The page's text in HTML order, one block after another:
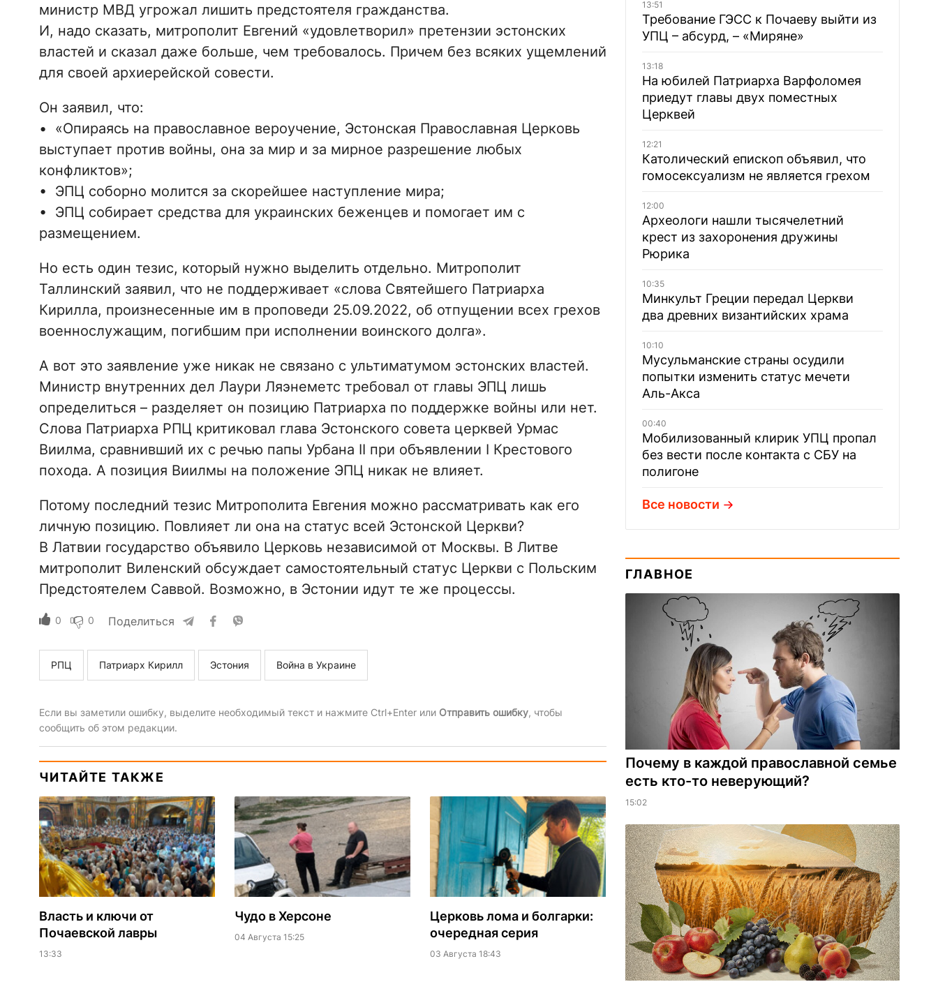
министр МВД угрожал лишить предстоятеля гражданства.
И, надо сказать, митрополит Евгений «удовлетворил» претензии эстонских
властей и сказал даже больше, чем требовалось. Причем без всяких ущемлений
для своей архиерейской совести.
Он заявил, что:
• «Опираясь на православное вероучение, Эстонская Православная Церковь
выступает против войны, она за мир и за мирное разрешение любых
конфликтов»;
• ЭПЦ соборно молится за скорейшее наступление мира;
• ЭПЦ собирает средства для украинских беженцев и помогает им с
размещением.
Но есть один тезис, который нужно выделить отдельно. Митрополит
Таллинский заявил, что не поддерживает «слова Святейшего Патриарха
Кирилла, произнесенные им в проповеди 25.09.2022, об отпущении всех грехов
военнослужащим, погибшим при исполнении воинского долга».
А вот это заявление уже никак не связано с ультиматумом эстонских властей.
Министр внутренних дел Лаури Ляэнеметс требовал от главы ЭПЦ лишь
определиться – разделяет он позицию Патриарха по поддержке войны или нет.
Слова Патриарха РПЦ критиковал глава Эстонского совета церквей Урмас
Виилма, сравнивший их с речью папы Урбана II при объявлении I Крестового
похода. А позиция Виилмы на положение ЭПЦ никак не влияет.
Потому последний тезис Митрополита Евгения можно рассматривать как его
личную позицию. Повлияет ли она на статус всей Эстонской Церкви?
В Латвии государство объявило Церковь независимой от Москвы. В Литве
митрополит Виленский обсуждает самостоятельный статус Церкви с Польским
Предстоятелем Саввой. Возможно, в Эстонии идут те же процессы.
0 0 Поделиться
РПЦ Патриарх Кирилл Эстония Война в Украине
Если вы заметили ошибку, выделите необходимый текст и нажмите Ctrl+Enter или Отправить ошибку, чтобы
сообщить об этом редакции.
ЧИТАЙТЕ ТАКЖЕ
Власть и ключи от
Почаевской лавры
13:33
Чудо в Херсоне
04 Августа 15:25
Церковь лома и болгарки:
очередная серия
03 Августа 18:43
13:51
Требование ГЭСС к Почаеву выйти из
УПЦ – абсурд, – «Миряне»
13:18
На юбилей Патриарха Варфоломея
приедут главы двух поместных
Церквей
12:21
Католический епископ объявил, что
гомосексуализм не является грехом
12:00
Археологи нашли тысячелетний
крест из захоронения дружины
Рюрика
10:35
Минкульт Греции передал Церкви
два древних византийских храма
10:10
Мусульманские страны осудили
попытки изменить статус мечети
Аль-Акса
00:40
Мобилизованный клирик УПЦ пропал
без вести после контакта с СБУ на
полигоне
Все новости
ГЛАВНОЕ
Почему в каждой православной семье
есть кто-то неверующий?
15:02